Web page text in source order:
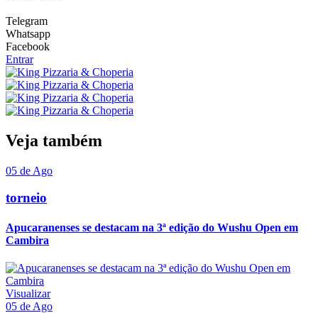
Telegram
Whatsapp
Facebook
Entrar
Veja também
05 de Ago
torneio
Apucaranenses se destacam na 3ª edição do Wushu Open em
Cambira
Visualizar
05 de Ago